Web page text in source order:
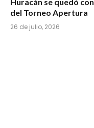
del Torneo Apertura
26 de julio, 2026